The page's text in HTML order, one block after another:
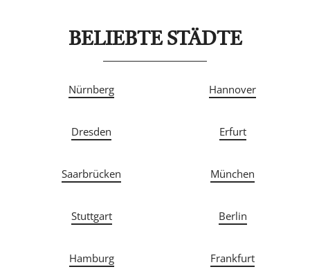
BELIEBTE STÄDTE
Nürnberg Hannover
Dresden Erfurt
Saarbrücken München
Stuttgart Berlin
Hamburg Frankfurt